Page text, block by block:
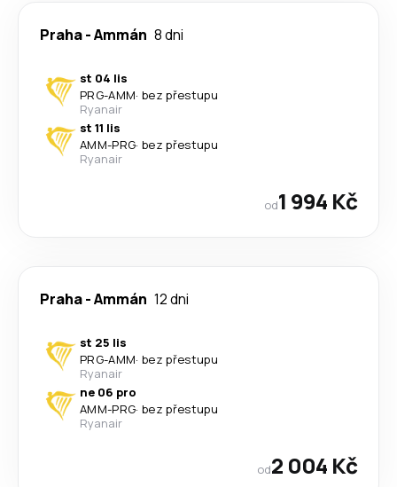
Praha-Ammán 8 dni
st 04 lis
PRG-AMM· bez přestupu
Ryanair
st 11 lis
AMM-PRG· bez přestupu
Ryanair
od1 994 Kč
Praha-Ammán 12 dni
st 25 lis
PRG-AMM· bez přestupu
Ryanair
ne 06 pro
AMM-PRG· bez přestupu
Ryanair
od2 004 Kč